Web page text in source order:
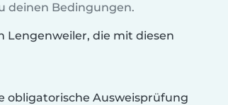
deinen Bedingungen.
Lengenweiler, die mit diesen
obligatorische Ausweisprüfung